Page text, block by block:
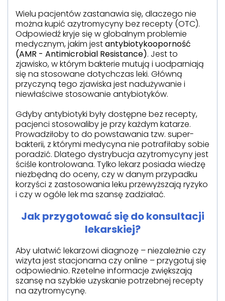
Wielu pacjentów zastanawia się, dlaczego nie
można kupić azytromycyny bez recepty (OTC).
Odpowiedź kryje się w globalnym problemie
medycznym, jakim jestantybiotykooporność
(AMR - Antimicrobial Resistance). Jest to
zjawisko, w którym bakterie mutują i uodparniają
się na stosowane dotychczas leki. Główną
przyczyną tego zjawiska jest nadużywanie i
niewłaściwe stosowanie antybiotyków.
Gdyby antybiotyki były dostępne bez recepty,
pacjenci stosowaliby je przy każdym katarze.
Prowadziłoby to do powstawania tzw. super-
bakterii, z którymi medycyna nie potrafiłaby sobie
poradzić. Dlatego dystrybucja azytromycyny jest
ściśle kontrolowana. Tylko lekarz posiada wiedzę
niezbędną do oceny, czy w danym przypadku
korzyści z zastosowania leku przewyższają ryzyko
i czy w ogóle lek ma szansę zadziałać.
Jak przygotować się do konsultacji
lekarskiej?
Aby ułatwić lekarzowi diagnozę – niezależnie czy
wizyta jest stacjonarna czy online – przygotuj się
odpowiednio. Rzetelne informacje zwiększają
szansę na szybkie uzyskanie potrzebnej recepty
na azytromycynę.